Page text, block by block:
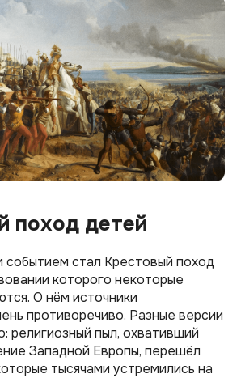
поход детей
событием стал Крестовый поход
которого некоторые
О нём источники
противоречиво. Разные версии
религиозный пыл, охвативший
Западной Европы, перешёл
тысячами устремились на